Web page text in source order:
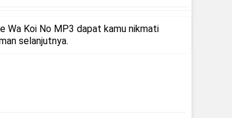
Wa Koi No MP3 dapat kamu nikmati
selanjutnya.